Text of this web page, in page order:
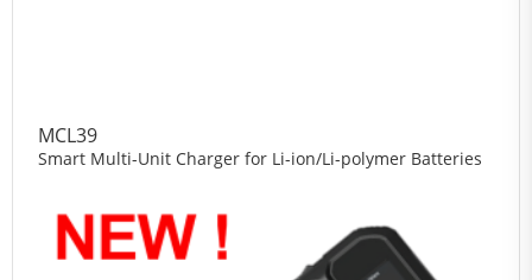
MCL39
Smart Multi-Unit Charger for Li-ion/Li-polymer Batteries